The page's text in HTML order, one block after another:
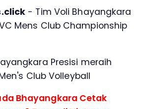
- Tim Voli Bhayangkara
Mens Club Championship
Presisi meraih
Club Volleyball
Bhayangkara Cetak